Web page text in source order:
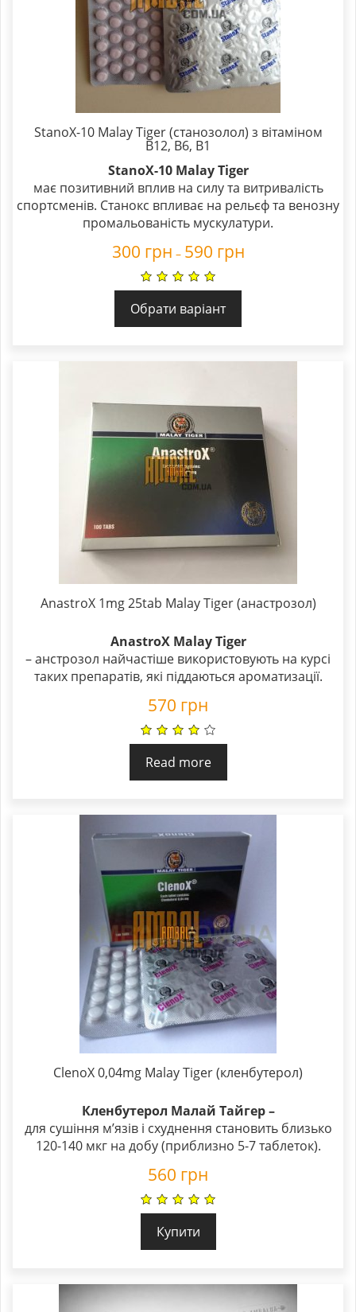
StanoX-10 Malay Tiger (станозолол) з вітаміном
В12, В6, В1
StanoX-10 Malay Tiger
має позитивний вплив на силу та витривалість
спортсменів. Станокс впливає на рельєф та венозну
промальованість мускулатури.
300 грн – 590 грн
Обрати варіант
AnastroX 1mg 25tab Malay Tiger (анастрозол)
AnastroX Malay Tiger
– анстрозол найчастіше використовують на курсі
таких препаратів, які піддаються ароматизації.
570 грн
Read more
ClenoX 0,04mg Malay Tiger (кленбутерол)
Кленбутерол Малай Тайгер –
для сушіння м’язів і схуднення становить близько
120-140 мкг на добу (приблизно 5-7 таблеток).
560 грн
Купити